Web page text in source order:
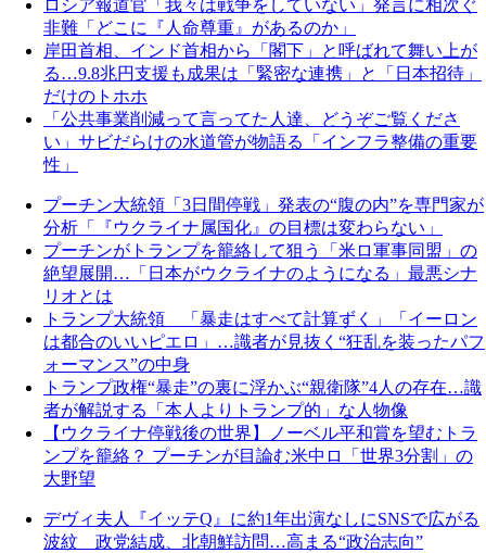
ロシア報道官「我々は戦争をしていない」発言に相次ぐ
非難「どこに『人命尊重』があるのか」
岸田首相、インド首相から「閣下」と呼ばれて舞い上が
る…9.8兆円支援も成果は「緊密な連携」と「日本招待」
だけのトホホ
「公共事業削減って言ってた人達、どうぞご覧くださ
い」サビだらけの水道管が物語る「インフラ整備の重要
性」
プーチン大統領「3日間停戦」発表の“腹の内”を専門家が
分析「『ウクライナ属国化』の目標は変わらない」
プーチンがトランプを籠絡して狙う「米ロ軍事同盟」の
絶望展開…「日本がウクライナのようになる」最悪シナ
リオとは
トランプ大統領 「暴走はすべて計算ずく」「イーロン
は都合のいいピエロ」…識者が見抜く“狂乱を装ったパフ
ォーマンス”の中身
トランプ政権“暴走”の裏に浮かぶ“親衛隊”4人の存在…識
者が解説する「本人よりトランプ的」な人物像
【ウクライナ停戦後の世界】ノーベル平和賞を望むトラ
ンプを籠絡？ プーチンが目論む米中ロ「世界3分割」の
大野望
デヴィ夫人『イッテQ』に約1年出演なしにSNSで広がる
波紋 政党結成、北朝鮮訪問…高まる“政治志向”